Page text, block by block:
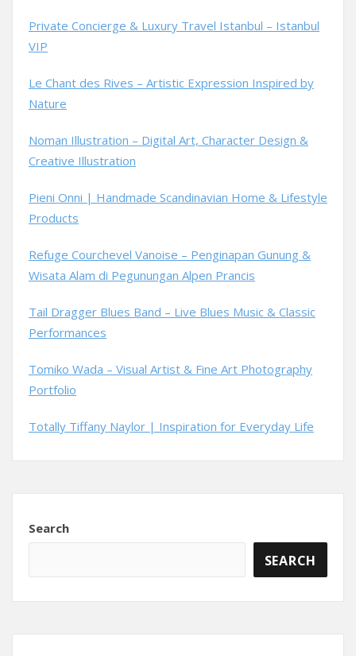
Private Concierge & Luxury Travel Istanbul – Istanbul
VIP
Le Chant des Rives – Artistic Expression Inspired by
Nature
Noman Illustration – Digital Art, Character Design &
Creative Illustration
Pieni Onni | Handmade Scandinavian Home & Lifestyle
Products
Refuge Courchevel Vanoise – Penginapan Gunung &
Wisata Alam di Pegunungan Alpen Prancis
Tail Dragger Blues Band – Live Blues Music & Classic
Performances
Tomiko Wada – Visual Artist & Fine Art Photography
Portfolio
Totally Tiffany Naylor | Inspiration for Everyday Life
Search
SEARCH